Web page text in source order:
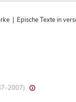
| Epische Texte in
2007)